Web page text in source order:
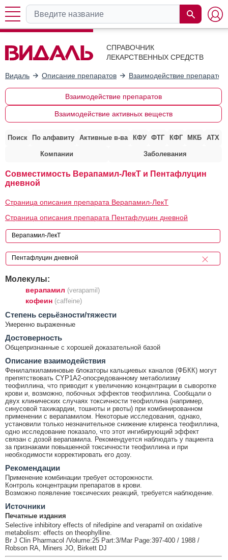
СПРАВОЧНИК
ЛЕКАРСТВЕННЫХ СРЕДСТВ
Видаль Описание препаратов Взаимодействие препаратов
Взаимодействие препаратов
Взаимодействие активных веществ
Поиск По алфавиту Активные в-ва КФУ ФТГ КФГ МКБ АТХ
Компании Заболевания
Совместимость Верапамил-ЛекТ и Пентафлуцин
дневной
Страница описания препарата Верапамил-ЛекТ
Страница описания препарата Пентафлуцин дневной
Молекулы:
верапамил (verapamil)
кофеин (caffeine)
Cтепень серьёзности/тяжести
Умеренно выраженные
Достоверность
Общепризнанные с хорошей доказательной базой
Описание взаимодействия
Фенилалкиламиновые блокаторы кальциевых каналов (ФБКК) могут
препятствовать CYP1А2-опосредованному метаболизму
теофиллина, что приводит к увеличению концентрации в сыворотке
крови и, возможно, побочных эффектов теофиллина. Сообщали о
двух клинических случаях токсичности теофиллина (например,
синусовой тахикардии, тошноты и рвоты) при комбинированном
применении с верапамилом. Некоторые исследования, однако,
установили только незначительное снижение клиренса теофиллина,
одно исследование показало, что этот ингибирующий эффект
связан с дозой верапамила. Рекомендуется наблюдать у пациента
за признаками повышенной токсичности теофиллина и при
необходимости корректировать его дозу.
Рекомендации
Применение комбинации требует осторожности.
Контроль концентрации препаратов в крови.
Возможно появление токсических реакций, требуется наблюдение.
Источники
Печатные издания
Selective inhibitory effects of nifedipine and verapamil on oxidative
metabolism: effects on theophylline.
Br J Clin Pharmacol /Volume:25 Part:3/Mar Page:397-400 / 1988 /
Robson RA, Miners JO, Birkett DJ